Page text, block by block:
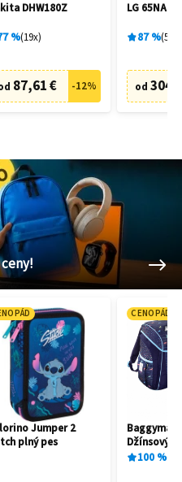
DHW180Z
% 19x
87,61 € -12%
LG
87% 5
od
Jumper 2
plný pes
CENOPÁD
Baggymax
Džínsový
100%